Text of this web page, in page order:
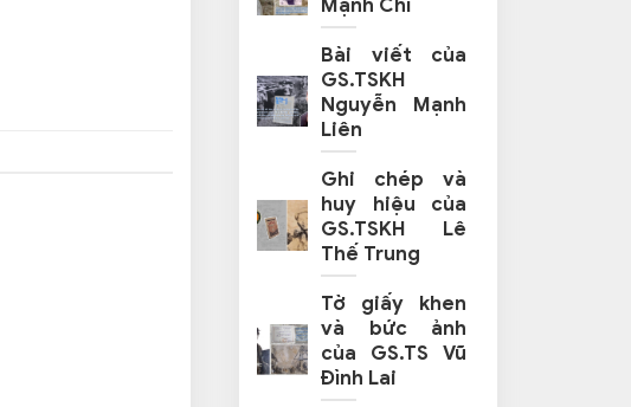
Mạnh Chí
Bài viết của
GS.TSKH
Nguyễn Mạnh
Liên
Ghi chép và
huy hiệu của
GS.TSKH Lê
Thế Trung
Tờ giấy khen
và bức ảnh
của GS.TS Vũ
Đình Lai